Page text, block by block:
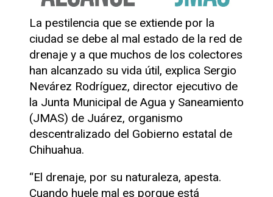
La pestilencia que se extiende por la
ciudad se debe al mal estado de la red de
drenaje y a que muchos de los colectores
han alcanzado su vida útil, explica Sergio
Nevárez Rodríguez, director ejecutivo de
la Junta Municipal de Agua y Saneamiento
(JMAS) de Juárez, organismo
descentralizado del Gobierno estatal de
Chihuahua.
“El drenaje, por su naturaleza, apesta.
Cuando huele mal es porque está